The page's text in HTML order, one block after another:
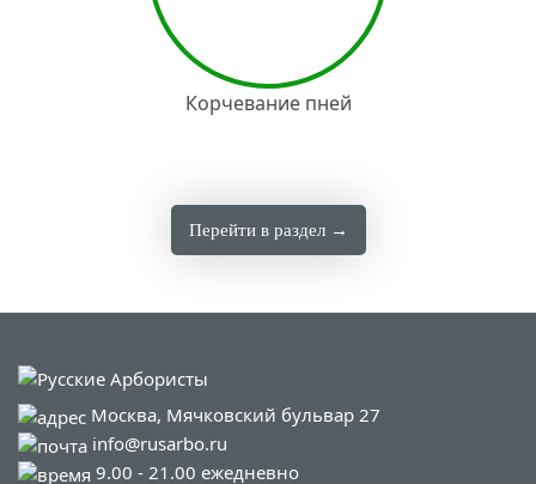
Корчевание пней
Перейти в раздел →
Москва, Мячковский бульвар 27
info@rusarbo.ru
9.00 - 21.00 ежедневно